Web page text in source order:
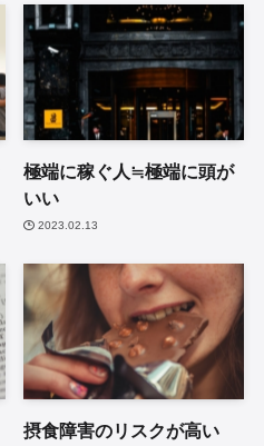
極端に稼ぐ人≒極端に頭が
いい
2023.02.13
摂食障害のリスクが高い